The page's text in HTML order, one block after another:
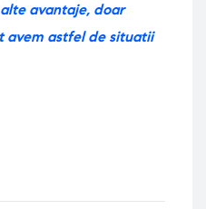
avantaje, doar
avem astfel de situatii